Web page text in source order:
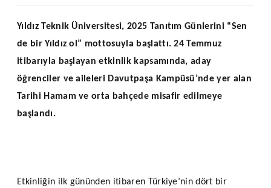
Yıldız Teknik Üniversitesi, 2025 Tanıtım Günlerini “Sen
de bir Yıldız ol” mottosuyla başlattı. 24 Temmuz
itibarıyla başlayan etkinlik kapsamında, aday
öğrenciler ve aileleri Davutpaşa Kampüsü’nde yer alan
Tarihi Hamam ve orta bahçede misafir edilmeye
başlandı.
Etkinliğin ilk gününden itibaren Türkiye’nin dört bir